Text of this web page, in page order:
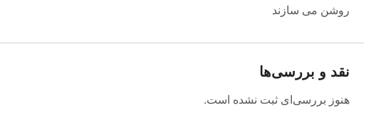
روشن می ‌سازند
نقد و بررسی‌ها
هنوز بررسی‌ای ثبت نشده است.